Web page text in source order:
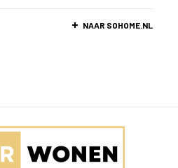
NAAR SOHOME.NL